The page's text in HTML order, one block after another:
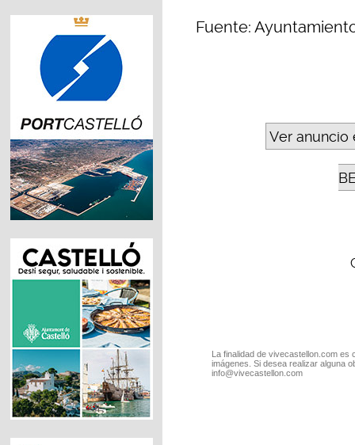
Fuente:
Ver anuncio
La finalidad de vivecastellon.com
imágenes. Si desea realizar alguna
info@vivecastellon.com